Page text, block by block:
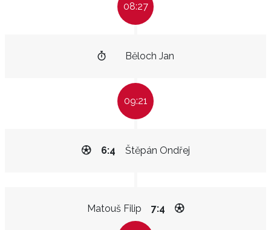
08:27
Běloch Jan
09:21
Štěpán Ondřej
6:4
Matouš Filip 7:4